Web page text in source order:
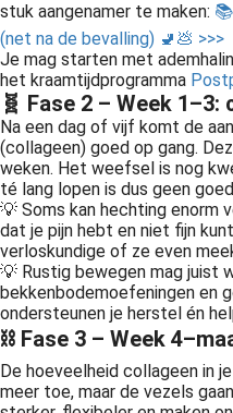
stuk aangenamer te maken:
(net na de bevalling) 🚽💩 >>>
Je mag starten met
het kraamtijdprogramma
🧬 Fase 2 – Week
Na een dag of vijf komt de
(collageen) goed op gang.
weken. Het weefsel is nog
té lang lopen is dus geen
💡 Soms kan hechting enorm
dat je pijn hebt en niet fijn
verloskundige of ze even
💡 Rustig bewegen mag juist
bekkenbodemoefeningen en
ondersteunen je herstel én
⛓️ Fase 3 – Week
De hoeveelheid collageen in
meer toe, maar de vezels